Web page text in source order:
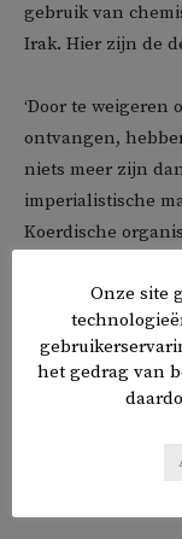
gebruik van
Irak. Hier zijn de
‘Door te weigeren
ontvangen,
niets meer zijn
imperialistische
Koerdische
erkennen van de
beschermen.’
Onze site
het gedrag van